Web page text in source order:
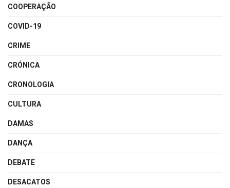
COOPERAÇÃO
COVID-19
CRIME
CRÓNICA
CRONOLOGIA
CULTURA
DAMAS
DANÇA
DEBATE
DESACATOS